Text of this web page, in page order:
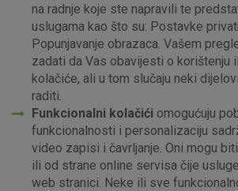
na radnje koje ste napravili te
uslugama kao što su: Postavke
Popunjavanje obrazaca. Vašem
zadati da Vas obavijesti o korištenju
kolačiće, ali u tom slučaju neki
raditi.
Funkcionalni kolačići omogućuju
funkcionalnosti i personalizaciju
video zapisi i čavrljanje. Oni mogu
ili od strane online servisa čije
web stranici. Neke ili sve